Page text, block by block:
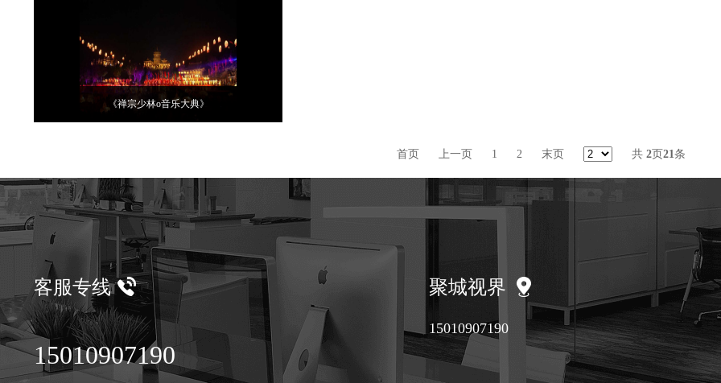
《禅宗少林o音乐大典》
首页 上一页 1 2 末页 共 2页 21条
客服专线
15010907190
聚城视界
15010907190